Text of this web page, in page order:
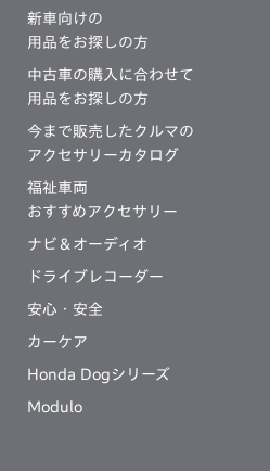
新車向けの
用品をお探しの方
中古車の購入に合わせて
用品をお探しの方
今まで販売したクルマの
アクセサリーカタログ
福祉車両
おすすめアクセサリー
ナビ＆オーディオ
ドライブレコーダー
安心・安全
カーケア
Honda Dogシリーズ
Modulo